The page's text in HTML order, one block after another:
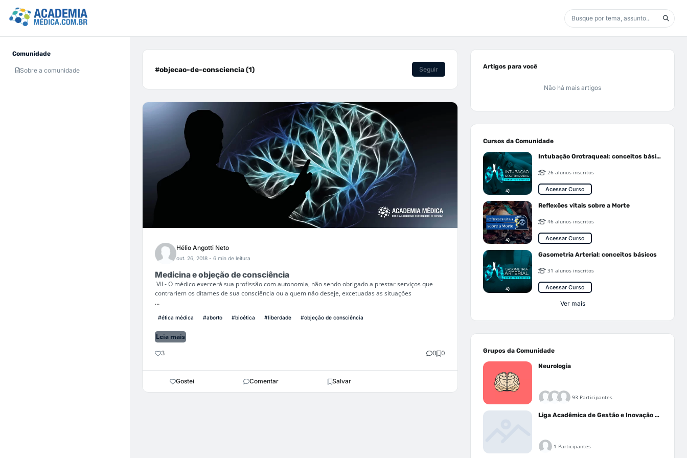
Comunidade
Sobre a comunidade #objecao-de-consciencia (1) Seguir
Hélio Angotti Neto
out. 26, 2018 - 6 min de leitura
Medicina e objeção de consciência
VII - O médico exercerá sua profissão com autonomia, não sendo obrigado a prestar serviços que
contrariem os ditames de sua consciência ou a quem não deseje, excetuadas as situações
...
#ética médica #aborto #bioética #liberdade #objeção de consciência
Leia mais
3 0 0
Gostei Comentar Salvar
Artigos para você
Não há mais artigos
Cursos da Comunidade
Intubação Orotraqueal: conceitos básicos
26 alunos inscritos
Acessar Curso
Reflexões vitais sobre a Morte
46 alunos inscritos
Acessar Curso
Gasometria Arterial: conceitos básicos
31 alunos inscritos
Acessar Curso
Ver mais
Grupos da Comunidade
Neurologia
93 Participantes
Liga Acadêmica de Gestão e Inovação Médica - LAGIM
1 Participantes